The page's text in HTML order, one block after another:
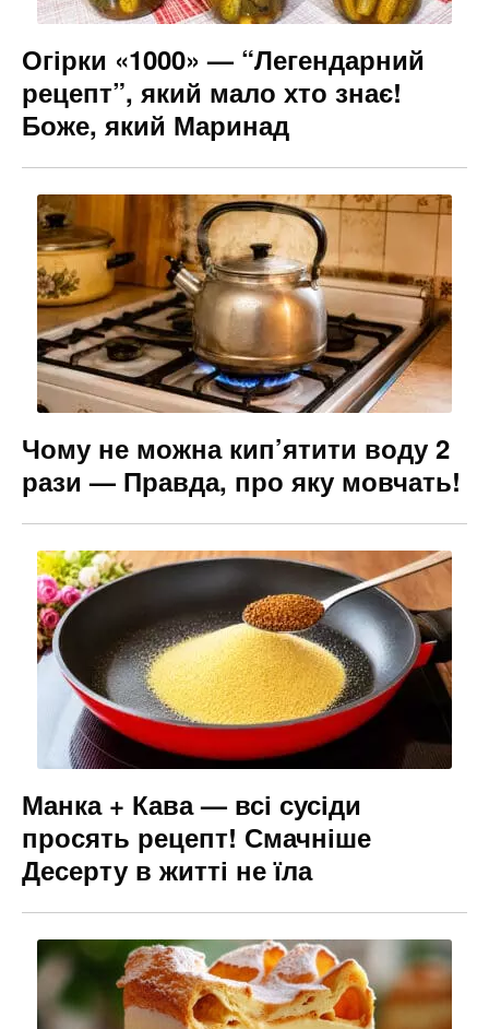
Огірки «1000» — “Легендарний
рецепт”, який мало хто знає!
Боже, який Маринад
Чому не можна кип’ятити воду 2
рази — Правда, про яку мовчать!
Манка + Кава — всі сусіди
просять рецепт! Смачніше
Десерту в житті не їла